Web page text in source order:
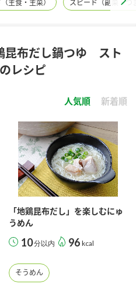
調味酢
ぽん酢
たれ
ップ
主食・主菜） スピード（副菜・つ
昆布だし鍋つゆ スト
レシピ
人気順 新着順
「地鶏昆布だし」を楽しむにゅ
うめん
10分以内 96 kcal
そうめん